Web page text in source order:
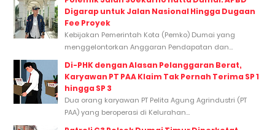
Digarap untuk Jalan Nasional Hingga Dugaan
Fee Proyek
Kebijakan Pemerintah Kota (Pemko) Dumai yang
menggelontorkan Anggaran Pendapatan dan...
Di-PHK dengan Alasan Pelanggaran Berat,
Karyawan PT PAA Klaim Tak Pernah Terima SP 1
hingga SP 3
Dua orang karyawan PT Pelita Agung Agrindustri (PT
PAA) yang beroperasi di Kelurahan...